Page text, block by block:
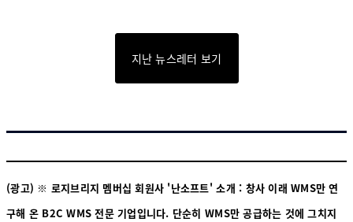
지난 뉴스레터 보기
(광고) ※ 로지브리지 멤버십 회원사 '난소프트' 소개 : 창사 이래 WMS만 연
구해 온 B2C WMS 전문 기업입니다. 단순히 WMS만 공급하는 것에 그치지